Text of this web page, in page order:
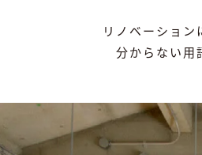
リノベーション
分からない用